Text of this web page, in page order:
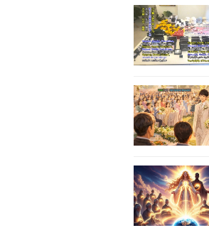
19
20
21